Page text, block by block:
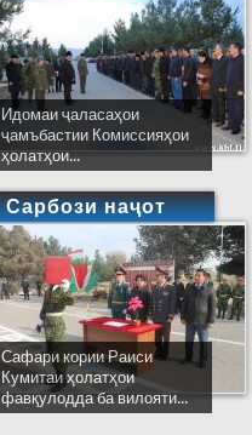
Идомаи ҷаласаҳои
ҷамъбастии Комиссияҳои
ҳолатҳои...
Сарбози наҷот
Сафари кории Раиси
Кумитаи ҳолатҳои
фавқулодда ба вилояти...